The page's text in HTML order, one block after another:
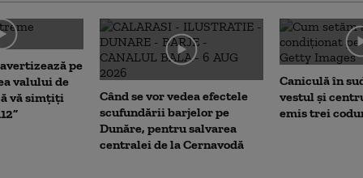
pe
valului de
vă simțiți
Când se vor vedea efectele
scufundării barjelor pe
Dunăre, pentru salvarea
centralei de la Cernavodă
Caniculă în
vestul și
emis trei